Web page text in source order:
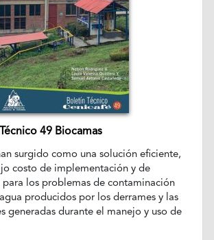
49 Biocamas
surgido como una solución eficiente,
costo de implementación y de
los problemas de contaminación
producidos por los derrames y las
generadas durante el manejo y uso de